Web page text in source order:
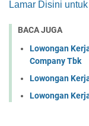
Lamar Disini
BACA JUGA
Lowongan
Company Tbk
Lowongan
Lowongan